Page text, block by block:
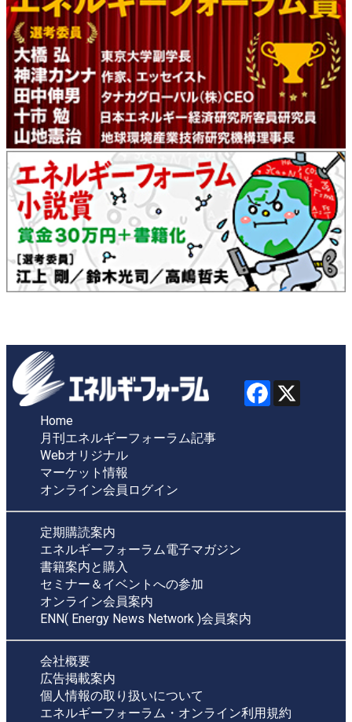
Home
月刊エネルギーフォーラム記事
Webオリジナル
マーケット情報
オンライン会員ログイン
定期購読案内
エネルギーフォーラム電子マガジン
書籍案内と購入
セミナー＆イベントへの参加
オンライン会員案内
ENN( Energy News Network )会員案内
会社概要
広告掲載案内
個人情報の取り扱いについて
エネルギーフォーラム・オンライン利用規約